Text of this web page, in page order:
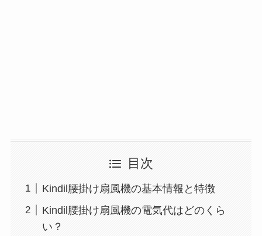
目次
Kindil腰掛け扇風機の基本情報と特徴
Kindil腰掛け扇風機の電気代はどのくら
い？